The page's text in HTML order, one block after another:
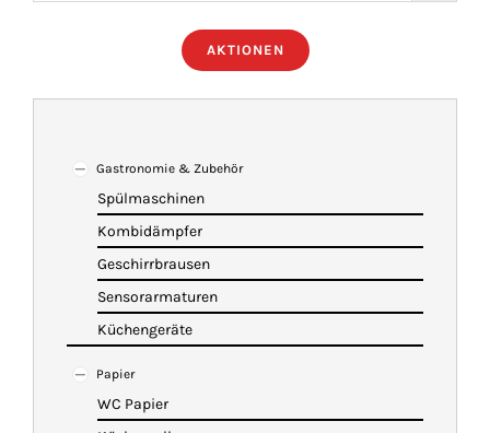
IMBISSANHÄNGER
KATALOG
WARENKORB
AKTIONEN
Gastronomie & Zubehör
Spülmaschinen
Kombidämpfer
Geschirrbrausen
Sensorarmaturen
Küchengeräte
Papier
WC Papier